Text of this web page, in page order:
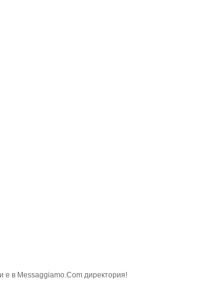
е в Messaggiamo.Com директория!